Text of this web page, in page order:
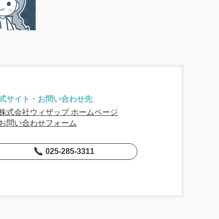
サイト・お問い合わせ先
式会社ウィザップ ホームページ
問い合わせフォーム
025-285-3311